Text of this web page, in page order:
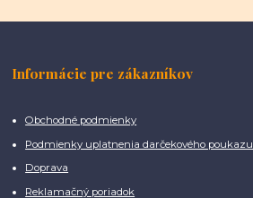
Informácie pre zákazníkov
Obchodné podmienky
Podmienky uplatnenia darčekového poukazu
Doprava
Reklamačný poriadok